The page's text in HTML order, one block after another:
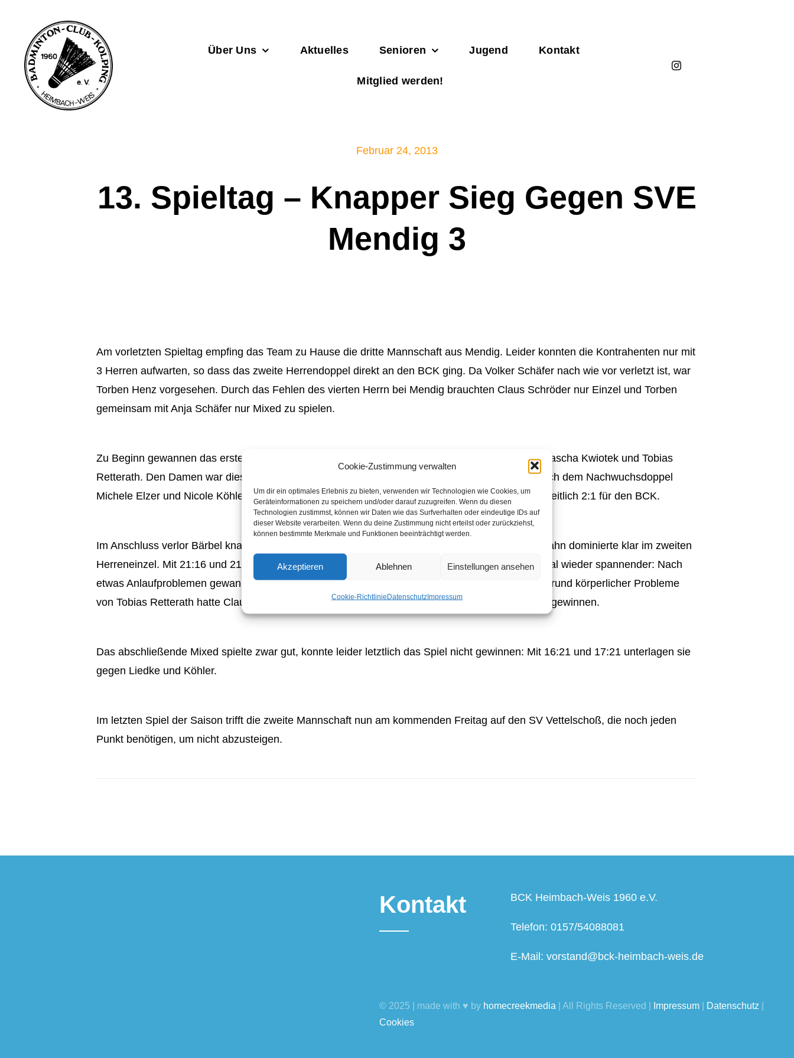
Cookie-Zustimmung verwalten
Um dir ein optimales Erlebnis zu bieten, verwenden wir Technologien wie Cookies, um
Geräteinformationen zu speichern und/oder darauf zuzugreifen. Wenn du diesen
Technologien zustimmst, können wir Daten wie das Surfverhalten oder eindeutige IDs auf
dieser Website verarbeiten. Wenn du deine Zustimmung nicht erteilst oder zurückziehst,
können bestimmte Merkmale und Funktionen beeinträchtigt werden.
Akzeptieren Ablehnen Einstellungen ansehen
Cookie-RichtlinieDatenschutzImpressum
springen
Über Uns Aktuelles Senioren Jugend Kontakt
Mitglied werden!
Februar 24, 2013
13. Spieltag – Knapper Sieg Gegen SVE
Mendig 3
Am vorletzten Spieltag empfing das Team zu Hause die dritte Mannschaft aus Mendig. Leider konnten die Kontrahenten nur mit
3 Herren aufwarten, so dass das zweite Herrendoppel direkt an den BCK ging. Da Volker Schäfer nach wie vor verletzt ist, war
Torben Henz vorgesehen. Durch das Fehlen des vierten Herrn bei Mendig brauchten Claus Schröder nur Einzel und Torben
gemeinsam mit Anja Schäfer nur Mixed zu spielen.
Zu Beginn gewannen das erste Herrendoppel mit Jörg und Michael Kahn in drei Sätzen gegen Sascha Kwiotek und Tobias
Retterath. Den Damen war dies leider vergönnt: Anja Schäfer und Bärbel Ecker-Rust mussten sich dem Nachwuchsdoppel
Michele Elzer und Nicole Köhler im dritten Satz 22:24 geschlagen geben. So stand es zwischenzeitlich 2:1 für den BCK.
Im Anschluss verlor Bärbel knapp mit 22:24 und 16:21 ihre Dameneinzel gegen Elzer. Michael Kahn dominierte klar im zweiten
Herreneinzel. Mit 21:16 und 21:8 rang er seinen Gegner Kwiotek nieder. Jörg Kahn machte es mal wieder spannender: Nach
etwas Anlaufproblemen gewann er relativ locker den 3.Satz mit 21:14 gegen Robert Liedke. Aufgrund körperlicher Probleme
von Tobias Retterath hatte Claus Schröder keine Mühe, seine Begegnung mit 21:9 und 21:12 zu gewinnen.
Das abschließende Mixed spielte zwar gut, konnte leider letztlich das Spiel nicht gewinnen: Mit 16:21 und 17:21 unterlagen sie
gegen Liedke und Köhler.
Im letzten Spiel der Saison trifft die zweite Mannschaft nun am kommenden Freitag auf den SV Vettelschoß, die noch jeden
Punkt benötigen, um nicht abzusteigen.
Kontakt BCK Heimbach-Weis 1960 e.V.
Telefon: 0157/54088081
E-Mail: vorstand@bck-heimbach-weis.de
© 2025 | made with ♥ by homecreekmedia | All Rights Reserved | Impressum| Datenschutz
Cookies